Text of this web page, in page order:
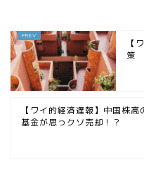
【
策
【ワイ的経済遅報】中国株高
基金が思っクソ売却！？